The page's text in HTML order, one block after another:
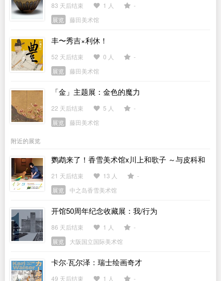
83 天后结束 1 人
-
展览
藤田美术馆
丰〜秀吉×利休！
52 天后结束 0 人
-
展览
藤田美术馆
「金」主题展：金色的魔力
22 天后结束 5 人
-
展览
藤田美术馆
附近的展览
鹦鹉来了！香雪美术馆x川上和歌子 ～与皮科和
彼得一起欣赏古代艺术～
21 天后结束 13 人
-
展览
中之岛香雪美术馆
开馆50周年纪念收藏展：我/行为
86 天后结束 1 人
-
展览
大阪国立国际美术馆
卡尔·瓦尔泽：瑞士绘画奇才
49 天后结束 1 人 -